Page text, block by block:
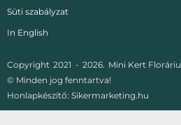
Copyright 2021 - 2026. Mini Kert
© Minden jog fenntartva!
Honlapkészítő: Sikermarketing.hu
Süti szabályzat
In English